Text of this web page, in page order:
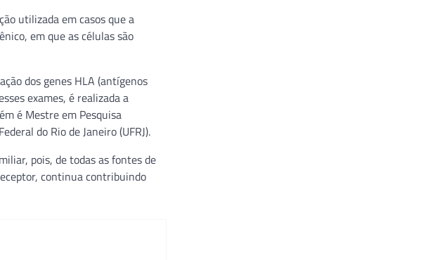
utilizada em casos que a
em que as células são
dos genes HLA (antígenos
exames, é realizada a
é Mestre em Pesquisa
do Rio de Janeiro (UFRJ).
pois, de todas as fontes de
continua contribuindo